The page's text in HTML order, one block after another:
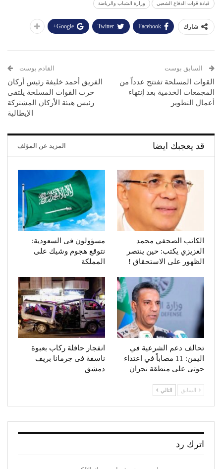
قيادة قوات الدفاع الشعبي وزارة الشباب والرياضة
شارك Facebook
Twitter
Google+
السابق بوست
القوات المسلحة تفتتح عدداً من
المجمعات الخدمية بعد إنتهاء
أعمال التطوير
القادم بوست
الفريق أحمد خليفة رئيس أركان
حرب القوات المسلحة يلتقى
رئيس هيئة الأركان المشتركة
الإيطالية
قد يعجبك ايضا المزيد عن المؤلف
الكاتب الصحفي محمد
العزيزي يكتب: حين ينتصر
الظهور على الاستحقاق !
مسؤولون فى السعودية:
نتوقع هجوم وشيك على
المملكة
تحالف دعم الشرعية في
اليمن: 11 مصاباً في اعتداء
حوثى على منطقة نجران
انفجار حافلة ركاب بعبوة
ناسفة فى جرمانا بريف
دمشق
السابق التالي
اترك رد